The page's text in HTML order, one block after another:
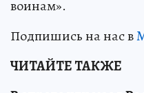
воинам».
Подпишись на нас в
ЧИТАЙТЕ ТАКЖЕ